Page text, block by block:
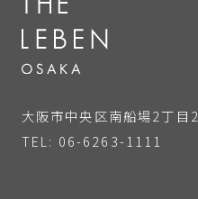
大阪市中央区南船場2丁目
TEL: 06-6263-1111